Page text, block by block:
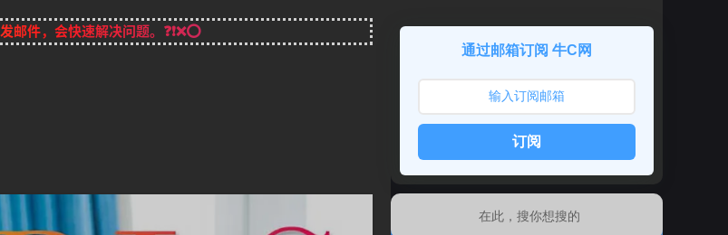
发邮件，会快速解决问题。❓❗❌⭕
通过邮箱订阅 牛C网
订阅